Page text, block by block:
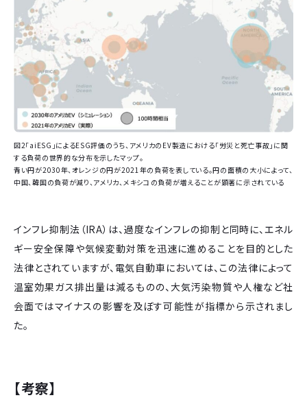
図2「aiESG」によるESG評価のうち、アメリカのEV製造における「労災と死亡事故」に関
する負荷の世界的な分布を示したマップ。
青い円が2030年、オレンジの円が2021年の負荷を表している。円の面積の大小によって、
中国、韓国の負荷が減り、アメリカ、メキシコの負荷が増えることが顕著に示されている
インフレ抑制法（IRA）は、過度なインフレの抑制と同時に、エネル
ギー安全保障や気候変動対策を迅速に進めることを目的とした
法律とされていますが、電気自動車においては、この法律によって
温室効果ガス排出量は減るものの、大気汚染物質や人権など社
会面ではマイナスの影響を及ぼす可能性が指標から示されまし
た。
【考察】